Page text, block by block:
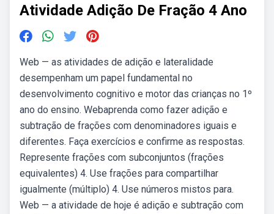
Atividade Adição De Fração 4 Ano
Web — as atividades de adição e lateralidade
desempenham um papel fundamental no
desenvolvimento cognitivo e motor das crianças no 1º
ano do ensino. Webaprenda como fazer adição e
subtração de frações com denominadores iguais e
diferentes. Faça exercícios e confirme as respostas.
Represente frações com subconjuntos (frações
equivalentes) 4. Use frações para compartilhar
igualmente (múltiplo) 4. Use números mistos para.
Web — a atividade de hoje é adição e subtração com